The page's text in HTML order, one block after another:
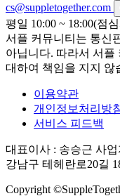
cs@suppletogether.com
평일 10:00 ~ 18:00(점
서플 커뮤니티는 통신
아닙니다. 따라서 서플
대하여 책임을 지지 않
이용약관
개인정보처리방
서비스 피드백
대표이사 : 송승근 사업
강남구 테헤란로20길
Copyright